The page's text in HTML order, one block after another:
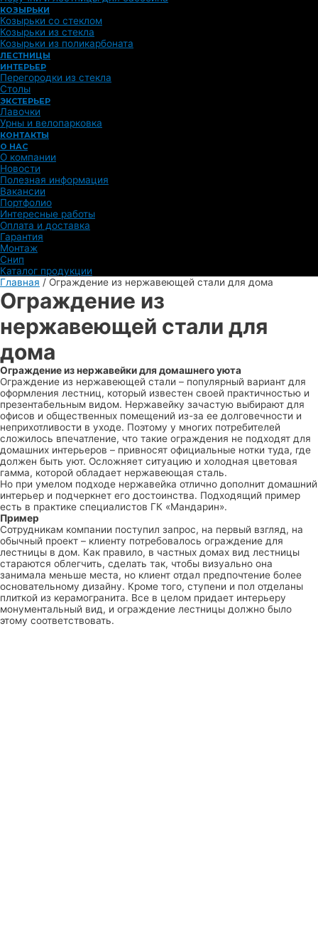
КОЗЫРЬКИ
Козырьки со стеклом
Козырьки из стекла
Козырьки из поликарбоната
ЛЕСТНИЦЫ
ИНТЕРЬЕР
Перегородки из стекла
Столы
ЭКСТЕРЬЕР
Лавочки
Урны и велопарковка
КОНТАКТЫ
О НАС
О компании
Новости
Полезная информация
Вакансии
Портфолио
Интересные работы
Оплата и доставка
Гарантия
Монтаж
Снип
Каталог продукции
Главная / Ограждение из нержавеющей стали для дома
Ограждение из
нержавеющей стали для
дома
Ограждение из нержавейки для домашнего уюта
Ограждение из нержавеющей стали – популярный вариант для
оформления лестниц, который известен своей практичностью и
презентабельным видом. Нержавейку зачастую выбирают для
офисов и общественных помещений из-за ее долговечности и
неприхотливости в уходе. Поэтому у многих потребителей
сложилось впечатление, что такие ограждения не подходят для
домашних интерьеров – привносят официальные нотки туда, где
должен быть уют. Осложняет ситуацию и холодная цветовая
гамма, которой обладает нержавеющая сталь.
Но при умелом подходе нержавейка отлично дополнит домашний
интерьер и подчеркнет его достоинства. Подходящий пример
есть в практике специалистов ГК «Мандарин».
Пример
Сотрудникам компании поступил запрос, на первый взгляд, на
обычный проект – клиенту потребовалось ограждение для
лестницы в дом. Как правило, в частных домах вид лестницы
стараются облегчить, сделать так, чтобы визуально она
занимала меньше места, но клиент отдал предпочтение более
основательному дизайну. Кроме того, ступени и пол отделаны
плиткой из керамогранита. Все в целом придает интерьеру
монументальный вид, и ограждение лестницы должно было
этому соответствовать.